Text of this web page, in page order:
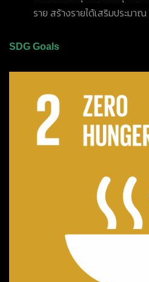
ราย สร้างรายได้เสริมประมา
SDG Goals